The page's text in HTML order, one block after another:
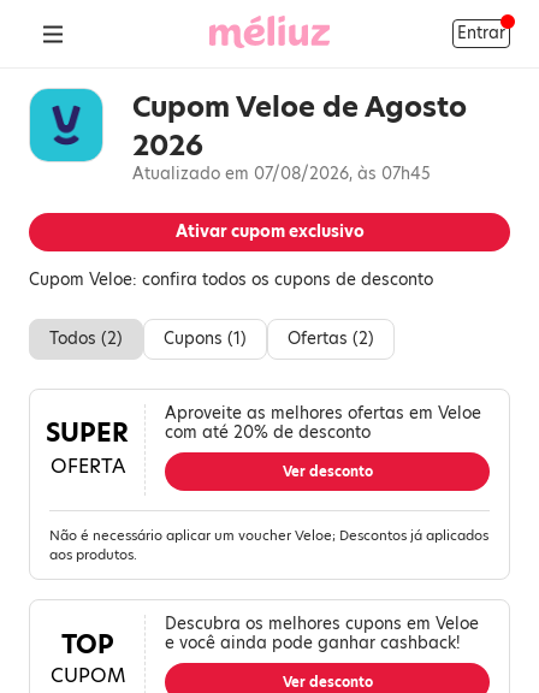
Entrar
Cupom Veloe de Agosto
2026
Atualizado em 07/08/2026, às 07h45
Ativar cupom exclusivo
Cupom Veloe: confira todos os cupons de desconto
Todos (2) Cupons (1) Ofertas (2)
SUPER
OFERTA
Aproveite as melhores ofertas em Veloe
com até 20% de desconto
Ver desconto
Não é necessário aplicar um voucher Veloe; Descontos já aplicados
aos produtos.
TOP
CUPOM
Descubra os melhores cupons em Veloe
e você ainda pode ganhar cashback!
Ver desconto